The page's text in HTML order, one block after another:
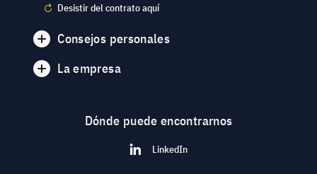
Desistir del contrato aquí
Consejos personales
La empresa
Dónde puede encontrarnos
LinkedIn